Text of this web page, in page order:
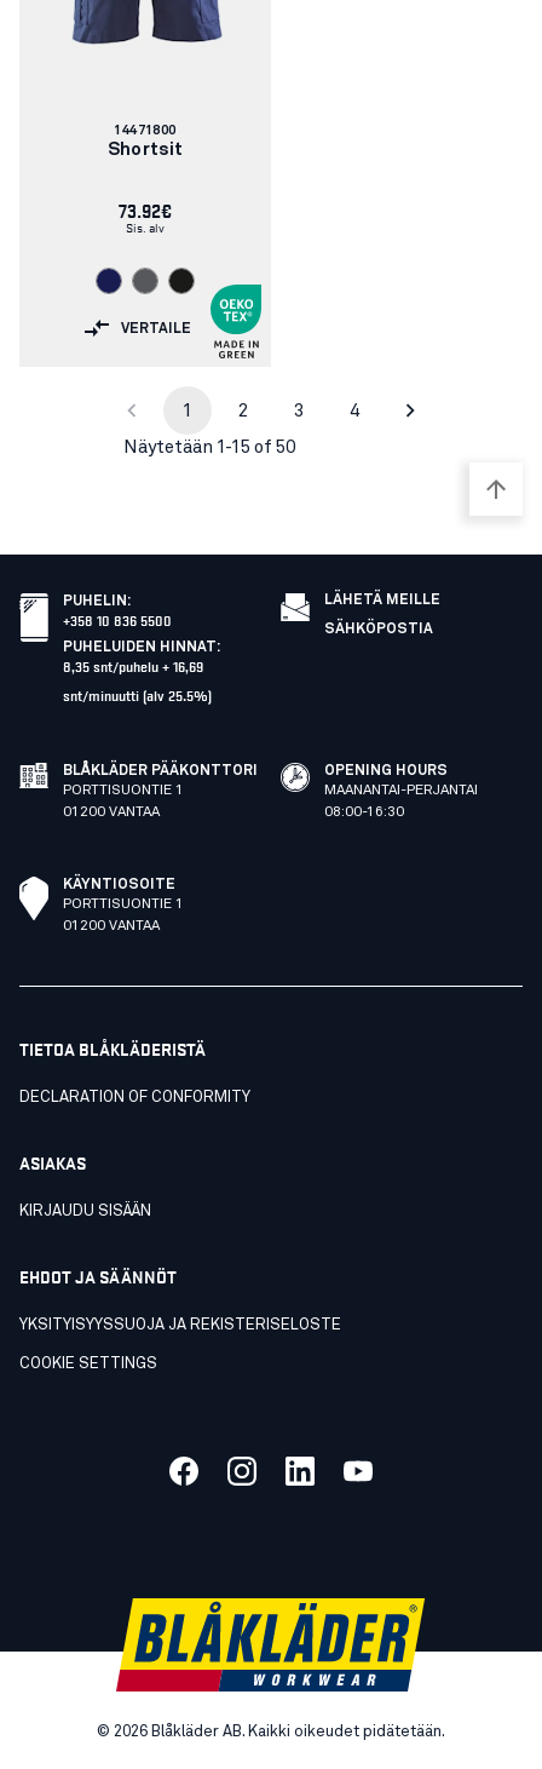
Tuotenumero:
14471800
Shortsit
73.92€
Sis. alv
VERTAILE
1 2 3 4
Näytetään 1-15 of 50
PUHELIN :
+358 10 836 5500
PUHELUIDEN HINNAT:
8,35 snt/puhelu + 16,69
snt/minuutti (alv 25.5%)
LÄHETÄ MEILLE
SÄHKÖPOSTIA
BLÅKLÄDER PÄÄKONTTORI
PORTTISUONTIE 1
01200 VANTAA
OPENING HOURS
MAANANTAI-PERJANTAI
08:00-16:30
KÄYNTIOSOITE
PORTTISUONTIE 1
01200 VANTAA
TIETOA BLÅKLÄDERISTÄ
DECLARATION OF CONFORMITY
ASIAKAS
KIRJAUDU SISÄÄN
EHDOT JA SÄÄNNÖT
YKSITYISYYSSUOJA JA REKISTERISELOSTE
COOKIE SETTINGS
© 2026 Blåkläder AB. Kaikki oikeudet pidätetään.